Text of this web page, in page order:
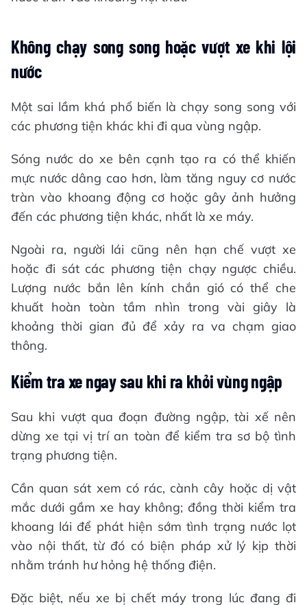
Không chạy song song hoặc vượt xe khi lội
nước
Một sai lầm khá phổ biến là chạy song song với
các phương tiện khác khi đi qua vùng ngập.
Sóng nước do xe bên cạnh tạo ra có thể khiến
mực nước dâng cao hơn, làm tăng nguy cơ nước
tràn vào khoang động cơ hoặc gây ảnh hưởng
đến các phương tiện khác, nhất là xe máy.
Ngoài ra, người lái cũng nên hạn chế vượt xe
hoặc đi sát các phương tiện chạy ngược chiều.
Lượng nước bắn lên kính chắn gió có thể che
khuất hoàn toàn tầm nhìn trong vài giây là
khoảng thời gian đủ để xảy ra va chạm giao
thông.
Kiểm tra xe ngay sau khi ra khỏi vùng ngập
Sau khi vượt qua đoạn đường ngập, tài xế nên
dừng xe tại vị trí an toàn để kiểm tra sơ bộ tình
trạng phương tiện.
Cần quan sát xem có rác, cành cây hoặc dị vật
mắc dưới gầm xe hay không; đồng thời kiểm tra
khoang lái để phát hiện sớm tình trạng nước lọt
vào nội thất, từ đó có biện pháp xử lý kịp thời
nhằm tránh hư hỏng hệ thống điện.
Đặc biệt, nếu xe bị chết máy trong lúc đang đi